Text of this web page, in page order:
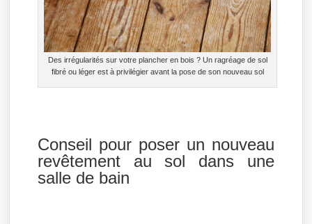
Des irrégularités sur votre plancher en bois ? Un ragréage de sol
fibré ou léger est à privilégier avant la pose de son nouveau sol
Conseil pour poser un nouveau
revêtement au sol dans une
salle de bain